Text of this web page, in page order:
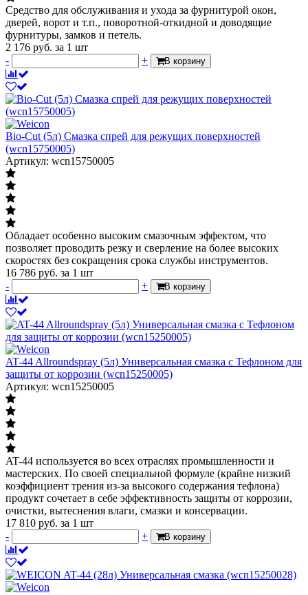
Средство для обслуживания и ухода за фурнитурой окон,
дверей, ворот и т.п., поворотной-откидной и доводящие
фурнитуры, замков и петель.
2 176 руб. за 1 шт
-
+ В корзину
Bio-Cut (5л) Cмазка спрей для режущих поверхностей
(wcn15750005)
Артикул: wcn15750005
Обладает особенно высоким смазочным эффектом, что
позволяет проводить резку и сверление на более высоких
скоростях без сокращения срока службы инструментов.
16 786 руб. за 1 шт
-
+ В корзину
AT-44 Allroundspray (5л) Универсальная смазка с Тефлоном для
защиты от коррозии (wcn15250005)
Артикул: wcn15250005
AT-44 используется во всех отраслях промышленности и
мастерских. По своей специальной формуле (крайне низкий
коэффициент трения из-за высокого содержания тефлона)
продукт сочетает в себе эффективность защиты от коррозии,
очистки, вытеснения влаги, смазки и консервации.
17 810 руб. за 1 шт
-
+ В корзину